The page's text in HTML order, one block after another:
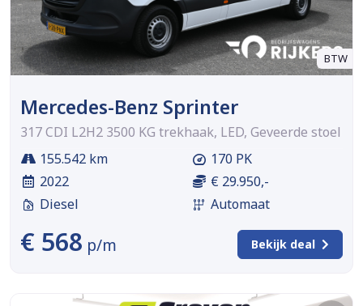
BTW
Mercedes-Benz Sprinter
317 CDI L2H2 3500 KG trekhaak, LED, Geveerde stoel
155.542 km
2022
Diesel
170 PK
€ 29.950,-
Automaat
€ 568 p/m Bekijk deal